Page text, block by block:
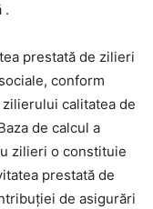
.
prestată de zilieri
conform
calitatea de
de calcul a
zilieri o constituie
prestată de
de asigurări